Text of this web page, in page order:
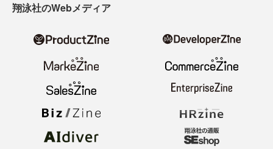
翔泳社のWebメディア